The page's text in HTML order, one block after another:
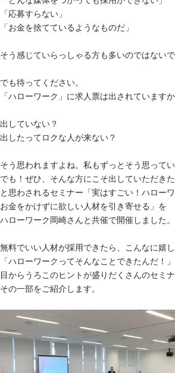
「応募すらない」
「お金を捨てているようなものだ」
そう感じていらっしゃる方も多いのではないで
でも待ってください。
「ハローワーク」に求人票は出されています
出していない？
出したってロクな人が来ない？
そう思われますよね。私もずっとそう思ってい
でも！ぜひ、そんな方にこそ出していただきた
と思わされるセミナー「実はすごい！ハロー
お金をかけずに欲しい人材を引き寄せる」を
ハローワーク岡崎さんと共催で開催しました。
無料でいい人材が採用できたら、こんなに嬉
「ハローワークってそんなことできたんだ！
目からうろこのヒントが盛りだくさんのセミナ
その一部をご紹介します。